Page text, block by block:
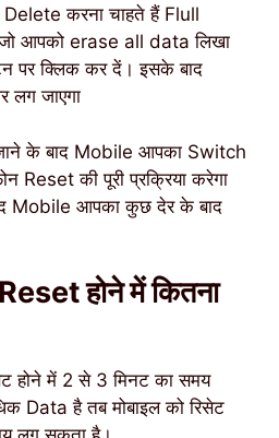
करना चाहते हैं Flull
आपको erase all data लिखा
पर क्लिक कर दें। इसके बाद
जाएगा
के बाद Mobile आपका Switch
Reset की पूरी प्रक्रिया करेगा
Mobile आपका कुछ देर के बाद
होने में कितना
होने में 2 से 3 मिनट का समय
Data है तब मोबाइल को रिसेट